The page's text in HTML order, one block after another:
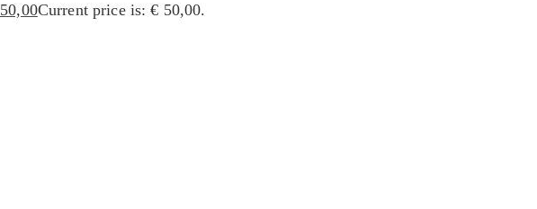
50,00Current price is: € 50,00.